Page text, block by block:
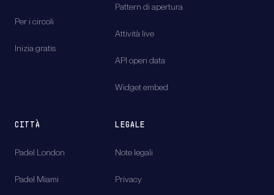
Per i circoli
Inizia gratis
Pattern di apertura
Attività live
API open data
Widget embed
CITTÀ
Padel London
Padel Miami
LEGALE
Note legali
Privacy